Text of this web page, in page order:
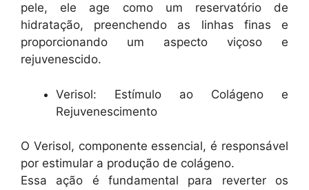
pele, ele age como um reservatório de
hidratação, preenchendo as linhas finas e
proporcionando um aspecto viçoso e
rejuvenescido.
Verisol: Estímulo ao Colágeno e
Rejuvenescimento
O Verisol, componente essencial, é responsável
por estimular a produção de colágeno.
Essa ação é fundamental para reverter os